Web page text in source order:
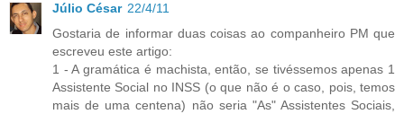
Júlio César 22/4/11
Gostaria de informar duas coisas ao companheiro PM que
escreveu este artigo:
1 - A gramática é machista, então, se tivéssemos apenas 1
Assistente Social no INSS (o que não é o caso, pois, temos
mais de uma centena) não seria "As" Assistentes Sociais,